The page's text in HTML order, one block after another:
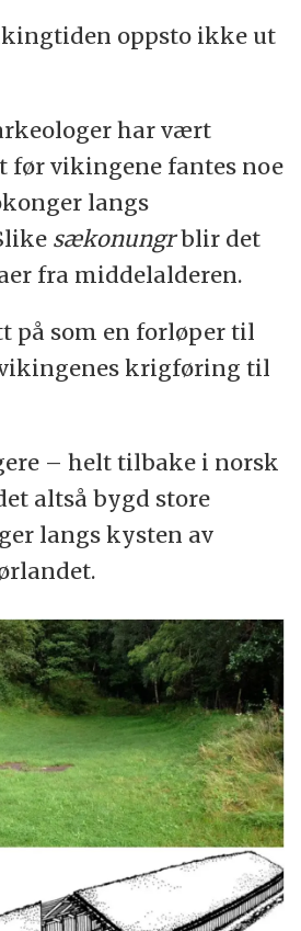
oppsto ikke ut
har vært
før vikingene fantes noe
langs
sækonungrblir det
fra middelalderen.
på som en forløper til
krigføring til
– helt tilbake i norsk
altså bygd store
langs kysten av